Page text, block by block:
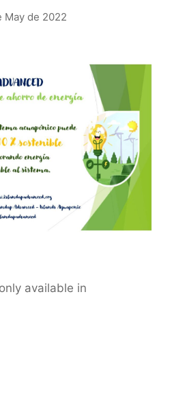
May de 2022
available in